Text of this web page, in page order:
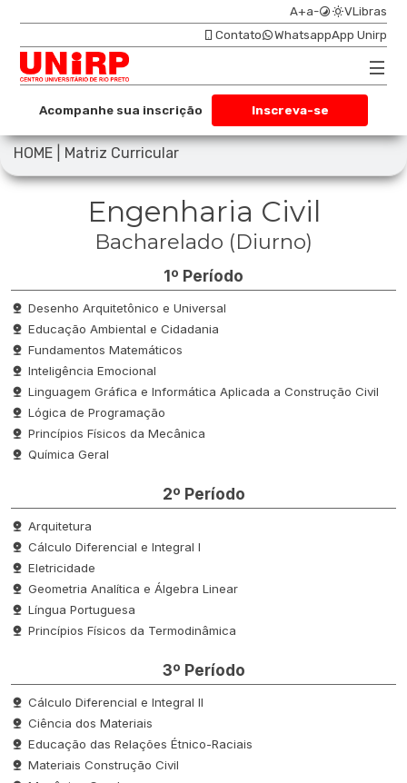
A+a-
VLibras
Contato
WhatsappApp Unirp
Acompanhe sua inscrição Inscreva-se
HOME Matriz Curricular
Engenharia Civil
Bacharelado (Diurno)
1º Período
Desenho Arquitetônico e Universal
Educação Ambiental e Cidadania
Fundamentos Matemáticos
Inteligência Emocional
Linguagem Gráfica e Informática Aplicada a Construção Civil
Lógica de Programação
Princípios Físicos da Mecânica
Química Geral
2º Período
Arquitetura
Cálculo Diferencial e Integral I
Eletricidade
Geometria Analítica e Álgebra Linear
Língua Portuguesa
Princípios Físicos da Termodinâmica
3º Período
Cálculo Diferencial e Integral II
Ciência dos Materiais
Educação das Relações Étnico-Raciais
Materiais Construção Civil